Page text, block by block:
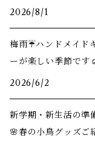
2026/8/1
梅雨☔️ハンドメイド
ーが楽しい季節です
2026/6/2
新学期・新生活の準
🌸春の小鳥グッズご